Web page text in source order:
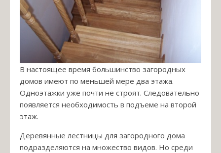
В настоящее время большинство загородных
домов имеют по меньшей мере два этажа.
Одноэтажки уже почти не строят. Следовательно
появляется необходимость в подъеме на второй
этаж.
Деревянные лестницы для загородного дома
подразделяются на множество видов. Но среди